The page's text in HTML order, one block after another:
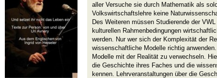
aller Versuche sie durch Mathematik als
Volkswirtschaftslehre keine
Des Weiteren müssen Studierende der
kulturellen Rahmenbedingungen
werden. Nur wer sich der Komplexität der
wissenschaftliche Modelle richtig
Modelle mit der Realität zu verwechseln.
die Geschichte ihres Faches und die
kennen. Lehrveranstaltungen über die